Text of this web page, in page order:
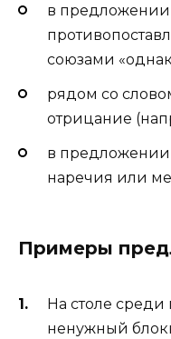
в предложении
союзами
рядом со
отрицание
в предложении
наречия или
Примеры
На столе
ненужный